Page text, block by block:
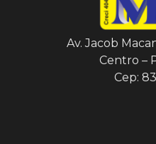
Av. Jacob
Centro –
Cep: